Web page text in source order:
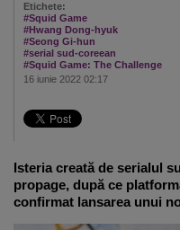
Etichete:
#Squid Game
#Hwang Dong-hyuk
#Seong Gi-hun
#serial sud-coreean
#Squid Game: The Challenge
16 iunie 2022 02:17
Isteria creată de serialul
propage, după ce
confirmat lansarea unui